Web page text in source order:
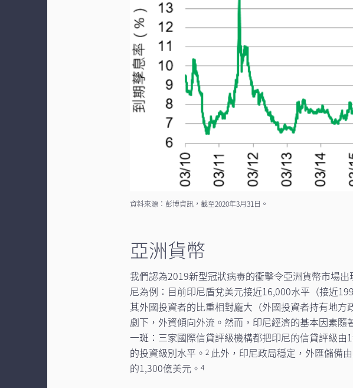
資料來源：彭博資訊，截至2020年3月31日。
亞洲貨幣
我們認為2019新型冠狀病毒的衝擊令亞洲貨幣市場
尼為例：目前印尼盾兌美元接近16,000水平（接近
其外國投資者的比重相對龐大（外國投資者持有地方
劇下，外資傾向外流。然而，印尼經濟的基本因素
一斑：三家國際信貸評級機構都把印尼的信貸評級
的投資級別水平。2 此外，印尼政局穩定，外匯儲備
的1,300億美元。4